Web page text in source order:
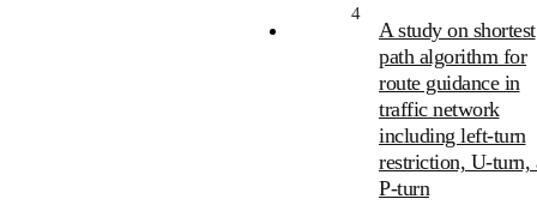
4
A study on shortest
path algorithm for
route guidance in
traffic network
including left-turn
restriction, U-turn,
P-turn